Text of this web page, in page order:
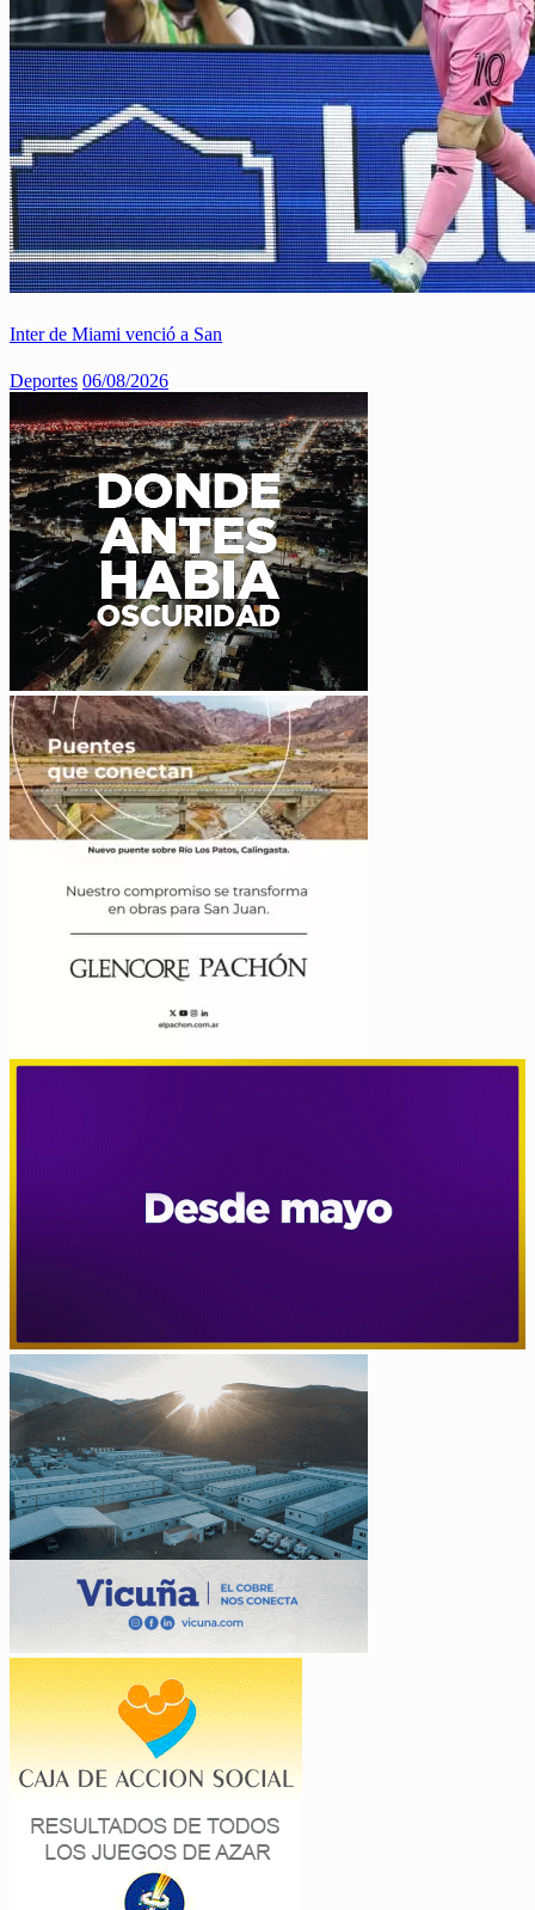
Inter de Miami venció a San
Deportes 06/08/2026